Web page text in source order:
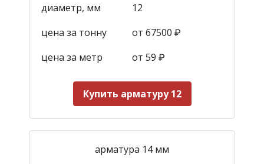
диаметр, мм
12
цена за тонну
от 67500 ₽
цена за метр
от 59 ₽
Купить арматуру 12
арматура 14 мм